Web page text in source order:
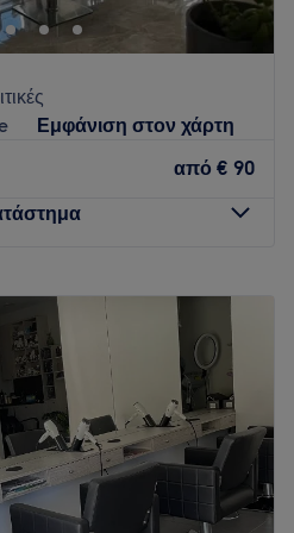
Εμφάνιση στον χάρτη
από € 90
–20:45
14:00
20:45
– 20:45
08:45–17:00
Κλειστό
είναι ένας μοντέρνος και